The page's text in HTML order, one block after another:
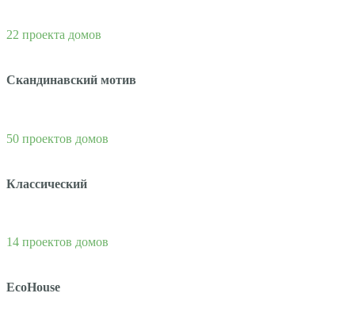
22 проекта домов
Скандинавский мотив
50 проектов домов
Классический
14 проектов домов
EcoHouse